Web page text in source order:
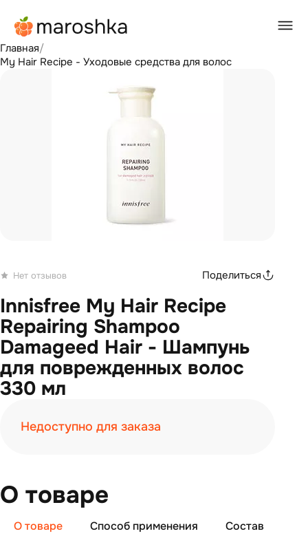
Главная/
My Hair Recipe - Уходовые средства для волос
Нет отзывов Поделиться
Innisfree My Hair Recipe
Repairing Shampoo
Damageed Hair - Шампунь
для поврежденных волос
330 мл
Недоступно для заказа
О товаре
О товаре Способ применения Состав